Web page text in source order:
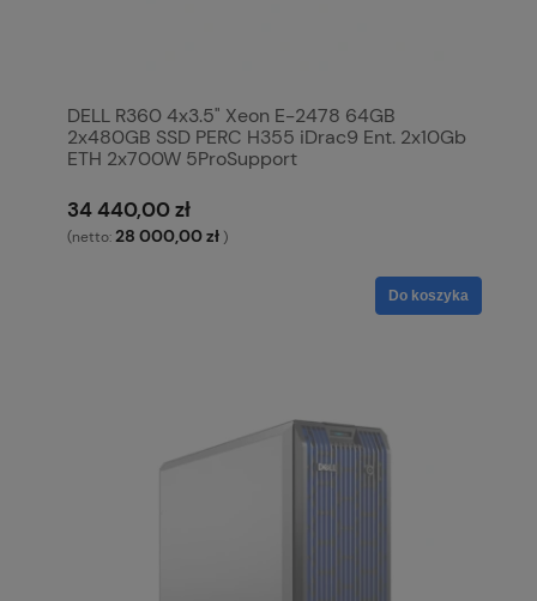
DELL R360 4x3.5" Xeon E-2478 64GB
2x480GB SSD PERC H355 iDrac9 Ent. 2x10Gb
ETH 2x700W 5ProSupport
34 440,00 zł
(netto:28 000,00 zł )
Do koszyka